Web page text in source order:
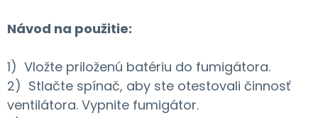
Návod na použitie:
1) Vložte priloženú batériu do fumigátora.
2) Stlačte spínač, aby ste otestovali činnosť
ventilátora. Vypnite fumigátor.